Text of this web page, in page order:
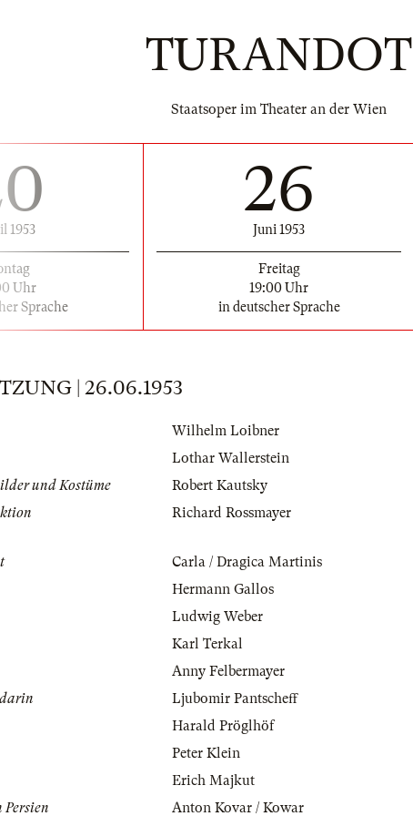
TURANDOT
Staatsoper im Theater an der Wien
1953
Uhr
Sprache
26
Juni 1953
Freitag
19:00 Uhr
in deutscher Sprache
| 26.06.1953
Wilhelm Loibner
Lothar Wallerstein
und Kostüme
Robert Kautsky
Richard Rossmayer
Carla / Dragica Martinis
Hermann Gallos
Ludwig Weber
Karl Terkal
Anny Felbermayer
Ljubomir Pantscheff
Harald Pröglhöf
Peter Klein
Erich Majkut
Persien
Anton Kovar / Kowar